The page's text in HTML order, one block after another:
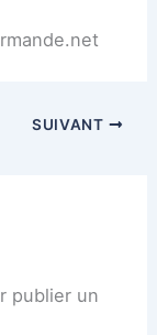
SUIVANT
publier un